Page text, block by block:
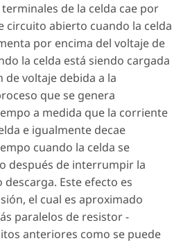
de la celda cae por
circuito abierto cuando la celda
por encima del voltaje de
la celda está siendo cargada
de voltaje debida a la
que se genera
a medida que la corriente
e igualmente decae
cuando la celda se
después de interrumpir la
Este efecto es
el cual es aproximado
paralelos de resistor -
anteriores como se puede